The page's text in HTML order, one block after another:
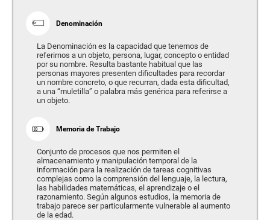
Denominación
La Denominación es la capacidad que tenemos de
referirnos a un objeto, persona, lugar, concepto o entidad
por su nombre. Resulta bastante habitual que las
personas mayores presenten dificultades para recordar
un nombre concreto, o que recurran, dada esta dificultad,
a una “muletilla” o palabra más genérica para referirse a
un objeto.
Memoria de Trabajo
Conjunto de procesos que nos permiten el
almacenamiento y manipulación temporal de la
información para la realización de tareas cognitivas
complejas como la comprensión del lenguaje, la lectura,
las habilidades matemáticas, el aprendizaje o el
razonamiento. Según algunos estudios, la memoria de
trabajo parece ser particularmente vulnerable al aumento
de la edad.